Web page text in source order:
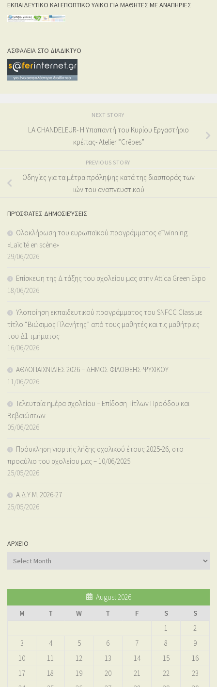
ΕΚΠΑΙΔΕΥΤΙΚΟ ΚΑΙ ΕΠΟΠΤΙΚΟ ΥΛΙΚΟ ΓΙΑ ΜΑΘΗΤΕΣ ΜΕ ΑΝΑΠΗΡΙΕΣ
ΑΣΦΑΛΕΙΑ ΣΤΟ ΔΙΑΔΙΚΤΥΟ
NEXT STORY
LA CHANDELEUR- Η Υπαπαντή του Κυρίου Εργαστήριο
κρέπας- Atelier “Crêpes”
PREVIOUS STORY
Oδηγίες για τα μέτρα πρόληψης κατά της διασποράς των
ιών του αναπνευστικού
ΠΡΌΣΦΑΤΕΣ ΔΗΜΟΣΙΕΎΣΕΙΣ
Ολοκλήρωση του ευρωπαϊκού προγράμματος eTwinning
«Laïcité en scène»
29/06/2026
Επίσκεψη της Δ τάξης του σχολείου μας στην Attica Green Expo
18/06/2026
Υλοποίηση εκπαιδευτικού προγράμματος του SNFCC Class με
τίτλο “Βιώσιμος Πλανήτης” από τους μαθητές και τις μαθήτριες
του Δ1 τμήματος
16/06/2026
ΑΘΛΟΠΑΙΧΝΙΔΙΕΣ 2026 – ΔΗΜΟΣ ΦΙΛΟΘΕΗΣ-ΨΥΧΙΚΟΥ
11/06/2026
Τελευταία ημέρα σχολείου – Επίδοση Τίτλων Προόδου και
Βεβαιώσεων
05/06/2026
Πρόσκληση γιορτής λήξης σχολικού έτους 2025-26, στο
προαύλιο του σχολείου μας – 10/06/2025
25/05/2026
Α.Δ.Υ.Μ. 2026-27
25/05/2026
ΑΡΧΕΊΟ
Αρχείο
August 2026
M
T W T F S
S
1
2
3
4 5 6 7 8
9
10
11 12 13 14 15
16
17
18 19 20 21 22
23